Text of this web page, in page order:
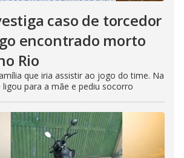
caso de torcedor
encontrado morto
Rio
que iria assistir ao jogo do time. Na
para a mãe e pediu socorro